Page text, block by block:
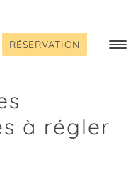
RÉSERVATION
à régler